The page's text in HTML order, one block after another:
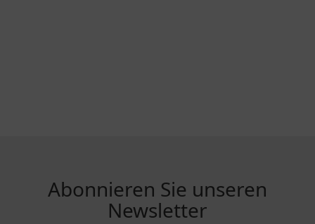
Abonnieren Sie unseren
Newsletter